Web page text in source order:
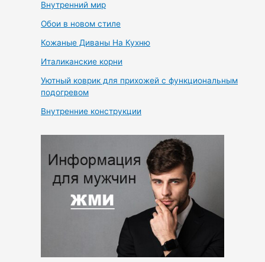
Внутренний мир
Обои в новом стиле
Кожаные Диваны На Кухню
Италиканские корни
Уютный коврик для прихожей с функциональным
подогревом
Внутренние конструкции